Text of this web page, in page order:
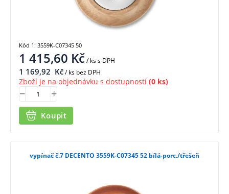
1 415,60 Kč/ kss DPH
1 169,92 Kč/ ks bez DPH
Zboží je na objednávku s dostupností (0 ks)
Koupit
Kód 1: 3559K-C07345 50
vypínač č.7 DECENTO 3559K-C07345 52 bílá-porc./třešeň